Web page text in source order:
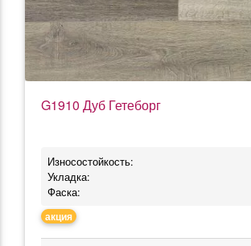
G1910 Дуб Гетеборг
Износостойкость:
Укладка:
Фаска:
акция